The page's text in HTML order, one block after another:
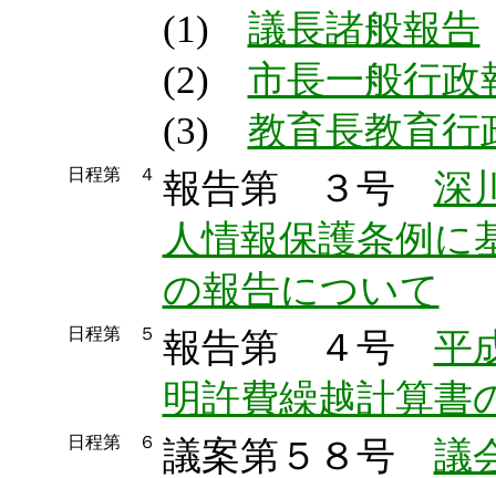
(1) 議長諸般報告
(2) 市長一般行政
(3) 教育長教育行
日程第 ４ 報告第 ３号 深
人情報保護条例に
の報告について
日程第 ５ 報告第 ４号 平
明許費繰越計算書
日程第 ６ 議案第５８号 議